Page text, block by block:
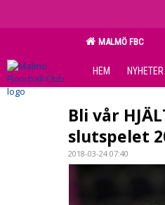
MALMÖ FBC
HEM NYHETER
Bli vår
slutspelet
2018-03-24 07:40